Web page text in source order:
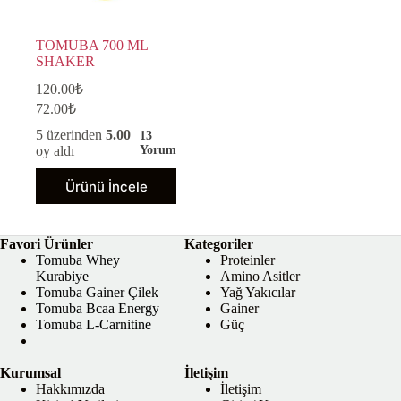
TOMUBA 700 ML
SHAKER
120.00₺
72.00₺
5 üzerinden 5.00
oy aldı
13
Yorum
Ürünü İncele
ürünün
birden
varyasyonu
var.
Seçenekler
ürün
sayfasından
seçilebilir
Favori Ürünler
Tomuba Whey
Kurabiye
Tomuba Gainer Çilek
Tomuba Bcaa Energy
Tomuba L-Carnitine
Kategoriler
Proteinler
Amino Asitler
Yağ Yakıcılar
Gainer
Güç
Kurumsal
Hakkımızda
İletişim
İletişim